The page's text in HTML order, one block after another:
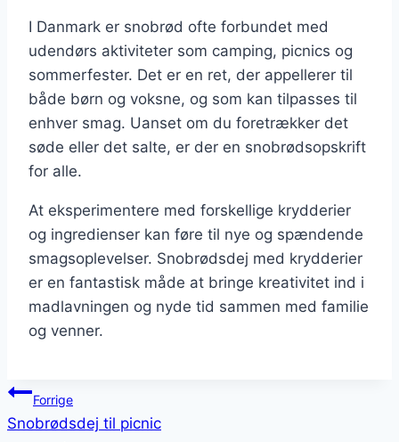
I Danmark er snobrød ofte forbundet med
udendørs aktiviteter som camping, picnics og
sommerfester. Det er en ret, der appellerer til
både børn og voksne, og som kan tilpasses til
enhver smag. Uanset om du foretrækker det
søde eller det salte, er der en snobrødsopskrift
for alle.
At eksperimentere med forskellige krydderier
og ingredienser kan føre til nye og spændende
smagsoplevelser. Snobrødsdej med krydderier
er en fantastisk måde at bringe kreativitet ind i
madlavningen og nyde tid sammen med familie
og venner.
Indlægsnavigation
Forrige
Snobrødsdej til picnic